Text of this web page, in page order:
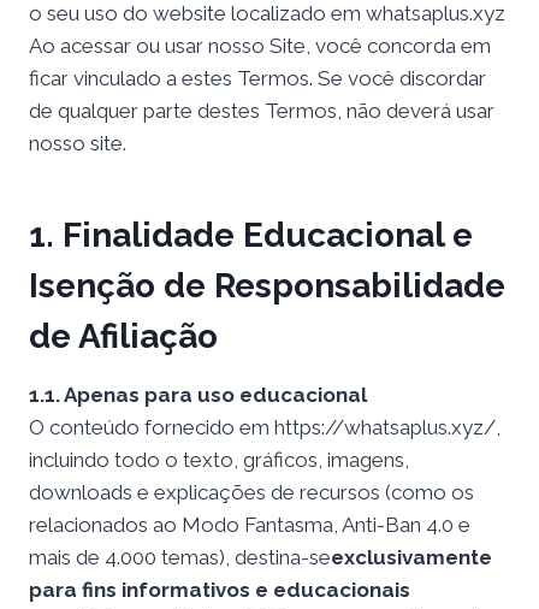
o seu uso do website localizado em whatsaplus.xyz
Ao acessar ou usar nosso Site, você concorda em
ficar vinculado a estes Termos. Se você discordar
de qualquer parte destes Termos, não deverá usar
nosso site.
1. Finalidade Educacional e
Isenção de Responsabilidade
de Afiliação
1.1. Apenas para uso educacional
O conteúdo fornecido em https://whatsaplus.xyz/,
incluindo todo o texto, gráficos, imagens,
downloads e explicações de recursos (como os
relacionados ao Modo Fantasma, Anti-Ban 4.0 e
mais de 4.000 temas), destina-seexclusivamente
para fins informativos e educacionais